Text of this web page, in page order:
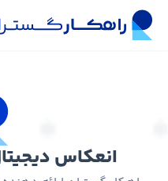
انعکاس